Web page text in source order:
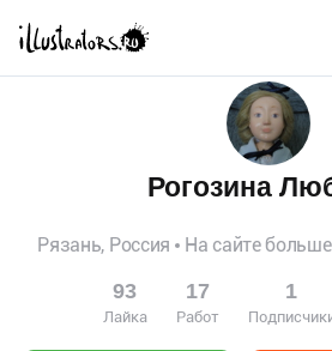
Рогозина
Рязань, Россия На сайте
93
Лайка
17
Работ
1